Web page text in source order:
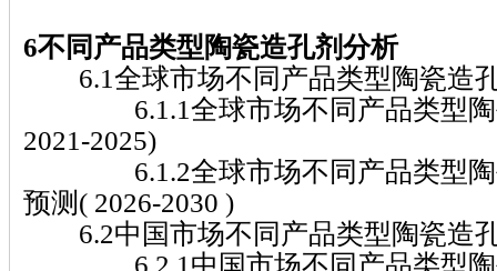
6不同产品类型陶瓷造孔剂分析
6.1全球市场不同产品类型陶瓷造
6.1.1全球市场不同产品类型陶
2021-2025)
6.1.2全球市场不同产品类型陶
预测( 2026-2030 )
6.2中国市场不同产品类型陶瓷造
6.2.1中国市场不同产品类型陶